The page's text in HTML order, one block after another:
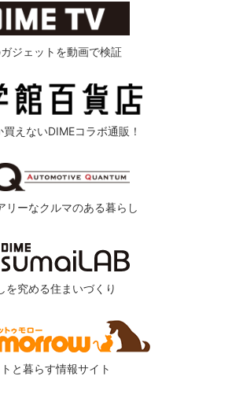
ジェットを動画で検証
買えないDIMEコラボ通販！
リーなクルマのある暮らし
を究める住まいづくり
と暮らす情報サイト